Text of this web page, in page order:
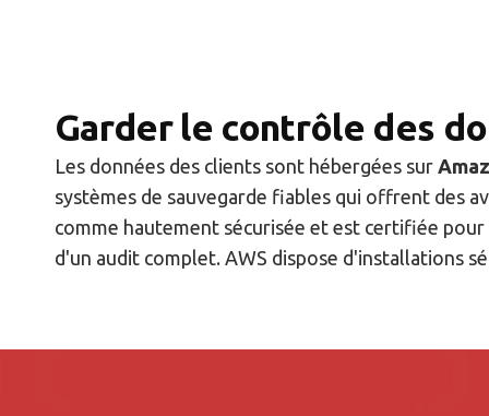
Garder le contrôle des
Les données des clients sont hébergées sur
systèmes de sauvegarde fiables qui offrent des
comme hautement sécurisée et est certifiée pour
d'un audit complet. AWS dispose d'installations